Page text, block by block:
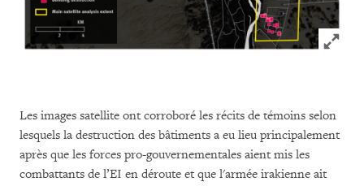
Click to
Les images satellite ont corroboré les récits de témoins selon
lesquels la destruction des bâtiments a eu lieu principalement
après que les forces pro-gouvernementales aient mis les
combattants de l’EI en déroute et que l'armée irakienne ait